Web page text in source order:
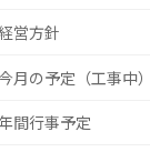
経営方針
今月の予定（工事中）
間行事予定